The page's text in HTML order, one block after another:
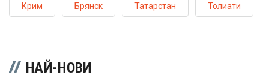
Крим Брянск Татарстан Толиати
НАЙ-НОВИ